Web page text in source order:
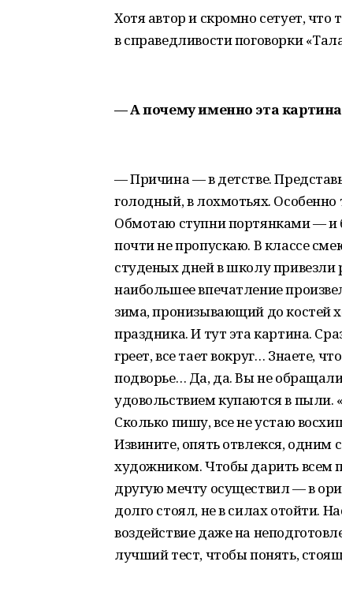
Хотя автор и скромно сетует,
в справедливости поговорки
— А почему именно эта
— Причина — в детстве.
голодный, в лохмотьях.
Обмотаю ступни портянками — и
почти не пропускаю. В классе
студеных дней в школу привезли
наибольшее впечатление
зима, пронизывающий до костей
праздника. И тут эта картина.
греет, все тает вокруг… Знаете,
подворье… Да, да. Вы не
удовольствием купаются в пыли.
Сколько пишу, все не устаю
Извините, опять отвлекся, одним
художником. Чтобы дарить всем
другую мечту осуществил — в
долго стоял, не в силах отойти.
воздействие даже на
лучший тест, чтобы понять,